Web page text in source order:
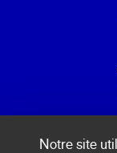
Notre site